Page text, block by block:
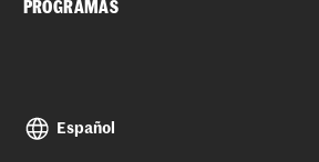
PROGRAMAS
Español